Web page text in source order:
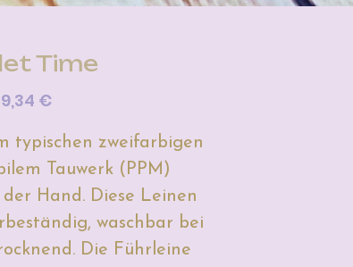
Time
9,34 €Sale-
typischen zweifarbigen
Tauwerk (PPM)
Hand. Diese Leinen
waschbar bei
Die Führleine